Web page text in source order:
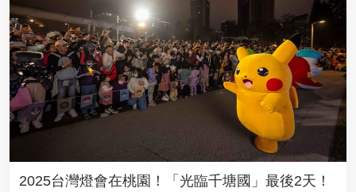
2025台灣燈會在桃園！「光臨千塘國」最後2天！